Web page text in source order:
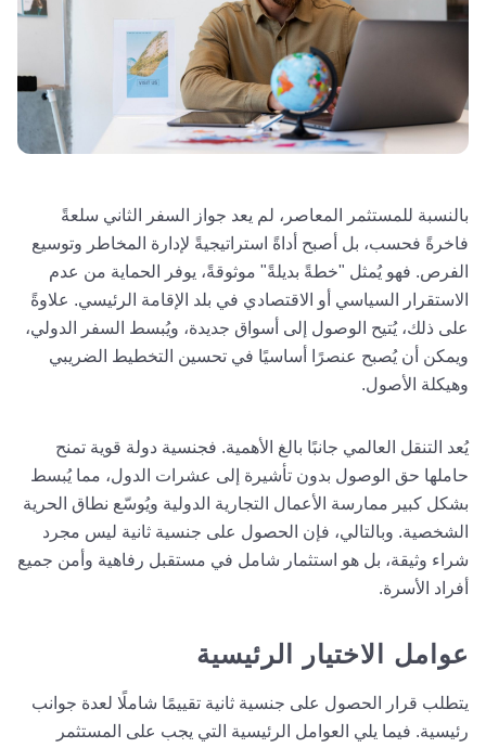
بالنسبة للمستثمر المعاصر، لم يعد جواز السفر الثاني سلعةً
فاخرةً فحسب، بل أصبح أداةً استراتيجيةً لإدارة المخاطر وتوسيع
الفرص. فهو يُمثل "خطةً بديلةً" موثوقةً، يوفر الحماية من عدم
الاستقرار السياسي أو الاقتصادي في بلد الإقامة الرئيسي. علاوةً
على ذلك، يُتيح الوصول إلى أسواق جديدة، ويُبسط السفر الدولي،
ويمكن أن يُصبح عنصرًا أساسيًا في تحسين التخطيط الضريبي
وهيكلة الأصول.
يُعد التنقل العالمي جانبًا بالغ الأهمية. فجنسية دولة قوية تمنح
حاملها حق الوصول بدون تأشيرة إلى عشرات الدول، مما يُبسط
بشكل كبير ممارسة الأعمال التجارية الدولية ويُوسّع نطاق الحرية
الشخصية. وبالتالي، فإن الحصول على جنسية ثانية ليس مجرد
شراء وثيقة، بل هو استثمار شامل في مستقبل رفاهية وأمن جميع
أفراد الأسرة.
عوامل الاختيار الرئيسية
يتطلب قرار الحصول على جنسية ثانية تقييمًا شاملًا لعدة جوانب
رئيسية. فيما يلي العوامل الرئيسية التي يجب على المستثمر